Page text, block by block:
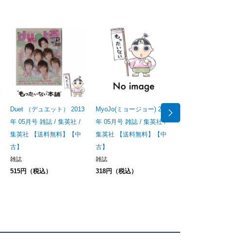
Duet （デュエット） 2013
年 05月号 雑誌 / 集英社 /
集英社 【送料無料】【中
古】
雑誌
515円（税込）
MyoJo(ミョージョー) 2021
年 05月号 雑誌 / 集英社 /
集英社 【送料無料】【中
古】
雑誌
318円（税込）